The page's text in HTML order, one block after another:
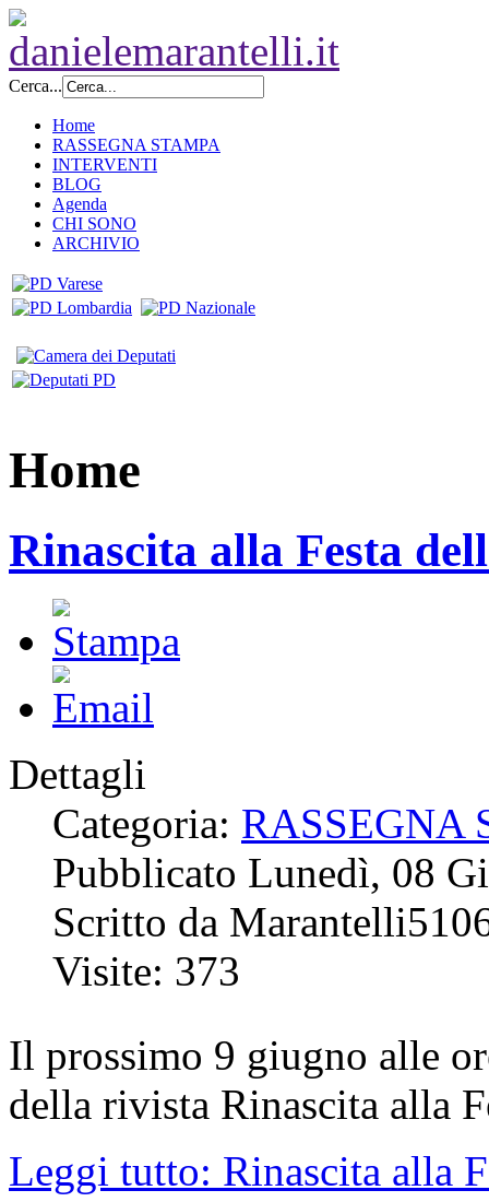
Cerca...
Home
RASSEGNA STAMPA
INTERVENTI
BLOG
Agenda
CHI SONO
ARCHIVIO
Home
Rinascita alla Festa
Dettagli
Categoria: RASSEGNA
Pubblicato Lunedì, 08
Scritto da
Visite: 373
Il prossimo 9 giugno alle
della rivista Rinascita alla
Leggi tutto: Rinascita alla